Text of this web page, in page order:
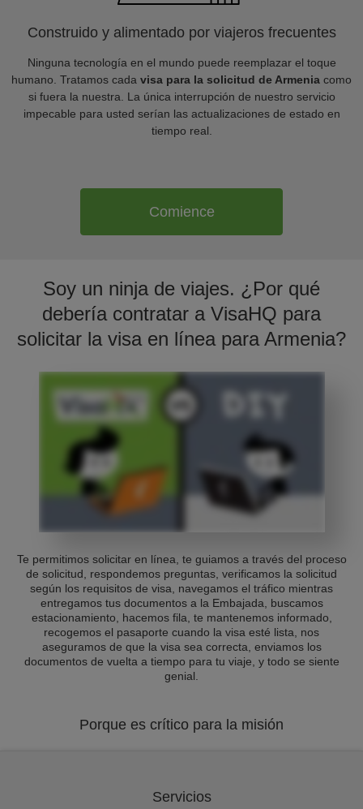
Construido y alimentado por viajeros frecuentes
Ninguna tecnología en el mundo puede reemplazar el toque
humano. Tratamos cada visa para la solicitud de Armenia como
si fuera la nuestra. La única interrupción de nuestro servicio
impecable para usted serían las actualizaciones de estado en
tiempo real.
Comience
Soy un ninja de viajes. ¿Por qué
debería contratar a VisaHQ para
solicitar la visa en línea para Armenia?
Te permitimos solicitar en línea, te guiamos a través del proceso
de solicitud, respondemos preguntas, verificamos la solicitud
según los requisitos de visa, navegamos el tráfico mientras
entregamos tus documentos a la Embajada, buscamos
estacionamiento, hacemos fila, te mantenemos informado,
recogemos el pasaporte cuando la visa esté lista, nos
aseguramos de que la visa sea correcta, enviamos los
documentos de vuelta a tiempo para tu viaje, y todo se siente
genial.
Porque es crítico para la misión
Servicios